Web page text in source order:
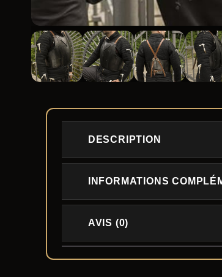
DESCRIPTION
INFORMATIONS
AVIS (0)